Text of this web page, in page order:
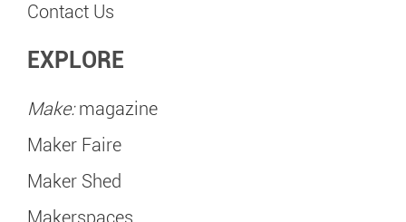
Contact Us
EXPLORE
Make:magazine
Maker Faire
Maker Shed
Makerspaces